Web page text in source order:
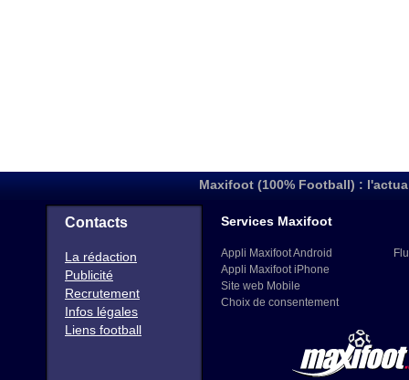
Maxifoot (100% Football) :
Contacts
La rédaction
Publicité
Recrutement
Infos légales
Liens football
Services Maxifoot
Appli Maxifoot Android
Appli Maxifoot iPhone
Site web Mobile
Choix de consentement